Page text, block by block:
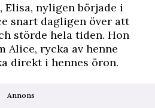
Elisa, nyligen började i
snart dagligen över att
störde hela tiden. Hon
Alice, rycka av henne
direkt i hennes öron.
Annons